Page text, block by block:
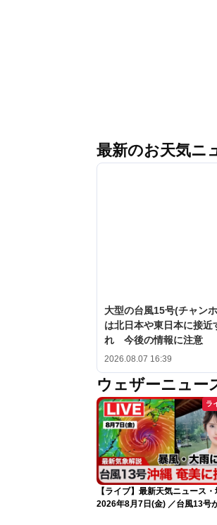
最新のお天気ニ
大型の台風15号(チャン
は北日本や東日本に接近
れ 今後の情報に注意
2026.08.07 16:39
ウェザーニュー
ラ
【ライブ】最新天気ニュース
2026年8月7日(金) ／台風13号